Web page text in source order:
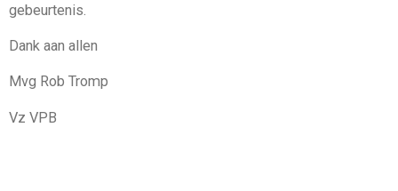
gebeurtenis.
Dank aan allen
Mvg Rob Tromp
Vz VPB